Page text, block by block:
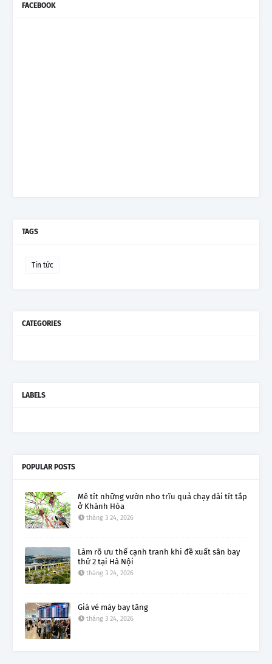
FACEBOOK
TAGS
Tin tức
CATEGORIES
LABELS
POPULAR POSTS
Mê tít những vườn nho trĩu quả chạy dài tít tắp
ở Khánh Hòa
tháng 3 24, 2026
Làm rõ ưu thế cạnh tranh khi đề xuất sân bay
thứ 2 tại Hà Nội
tháng 3 24, 2026
Giá vé máy bay tăng
tháng 3 24, 2026